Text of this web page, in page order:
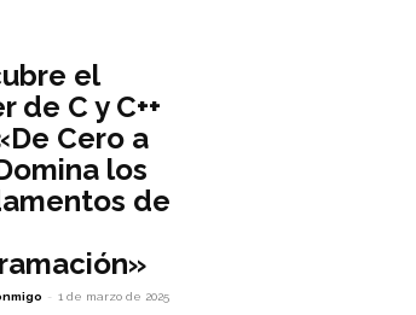
el
de C y C++
Cero a
los
de
- 1 de marzo de 2025